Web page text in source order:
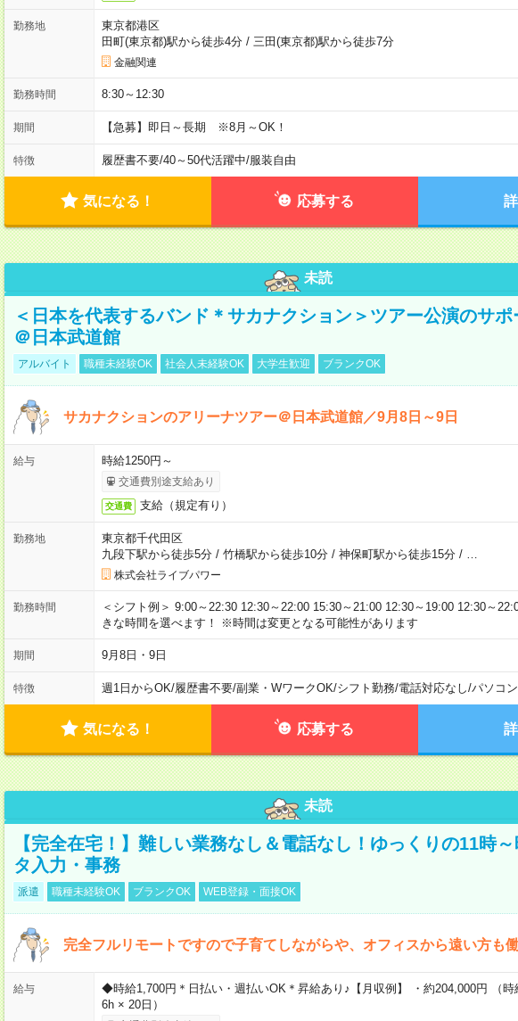
勤務地
東京都港区
田町(東京都)駅から徒歩4分/ 三田(東京都)駅から徒歩7分
金融関連
勤務時間 8:30～12:30
期間 【急募】即日～長期 ※8月～OK！
特徴 履歴書不要/40～50代活躍中/服装自由
気になる！ 応募する
未読
＜日本を代表するバンド＊サカナクション＞ツアー公演のサ
＠日本武道館
アルバイト 職種未経験OK 社会人未経験OK 大学生歓迎 ブランクOK
サカナクションのアリーナツアー＠日本武道館／9月8日～9日
給与 時給1250円～
交通費別途支給あり
交通費 支給（規定有り）
勤務地
東京都千代田区
九段下駅から徒歩5分/ 竹橋駅から徒歩10分/ 神保町駅から徒歩15分/ …
株式会社ライブパワー
勤務時間
＜シフト例＞ 9:00～22:30 12:30～22:00 15:30～21:00 12:30～19:00 12:30～
きな時間を選べます！ ※時間は変更となる可能性があります
期間 9月8日・9日
特徴 週1日からOK/履歴書不要/副業・WワークOK/シフト勤務/電話対応なし/パソコ
気になる！ 応募する
未読
【完全在宅！】難しい業務なし＆電話なし！ゆっくりの11時
タ入力・事務
派遣 職種未経験OK ブランクOK WEB登録・面接OK
完全フルリモートですので子育てしながらや、オフィスから遠い方も
給与
◆時給1,700円＊日払い・週払いOK＊昇給あり♪【月収例】 ・約204,000円 （
6h × 20日）